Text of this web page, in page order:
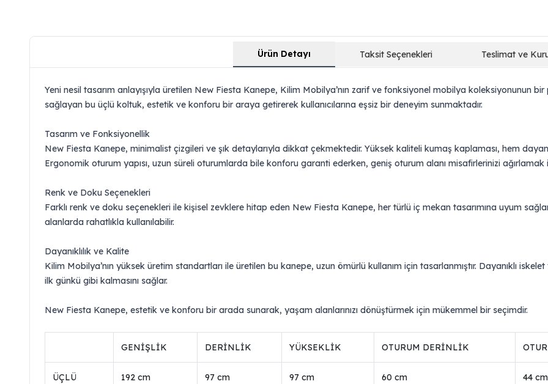
Ürün Detayı Taksit Seçenekleri Teslimat ve
Yeni nesil tasarım anlayışıyla üretilen New Fiesta Kanepe, Kilim Mobilya’nın zarif ve fonksiyonel mobilya koleksiyonunun
sağlayan bu üçlü koltuk, estetik ve konforu bir araya getirerek kullanıcılarına eşsiz bir deneyim sunmaktadır.
Tasarım ve Fonksiyonellik
New Fiesta Kanepe, minimalist çizgileri ve şık detaylarıyla dikkat çekmektedir. Yüksek kaliteli kumaş kaplaması, hem
Ergonomik oturum yapısı, uzun süreli oturumlarda bile konforu garanti ederken, geniş oturum alanı misafirlerinizi ağırlamak
Renk ve Doku Seçenekleri
Farklı renk ve doku seçenekleri ile kişisel zevklere hitap eden New Fiesta Kanepe, her türlü iç mekan tasarımına uyum
alanlarda rahatlıkla kullanılabilir.
Dayanıklılık ve Kalite
Kilim Mobilya’nın yüksek üretim standartları ile üretilen bu kanepe, uzun ömürlü kullanım için tasarlanmıştır. Dayanıklı
ilk günkü gibi kalmasını sağlar.
New Fiesta Kanepe, estetik ve konforu bir arada sunarak, yaşam alanlarınızı dönüştürmek için mükemmel bir seçimdir.
GENİŞLİK DERİNLİK YÜKSEKLİK OTURUM DERİNLİK
ÜÇLÜ 192 cm 97 cm 97 cm 60 cm 44 cm